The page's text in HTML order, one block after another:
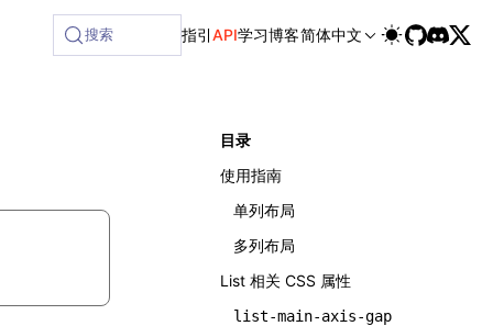
搜索 指引API学习博客简体中文
目录
使用指南
单列布局
多列布局
List 相关 CSS 属性
list-main-axis-gap